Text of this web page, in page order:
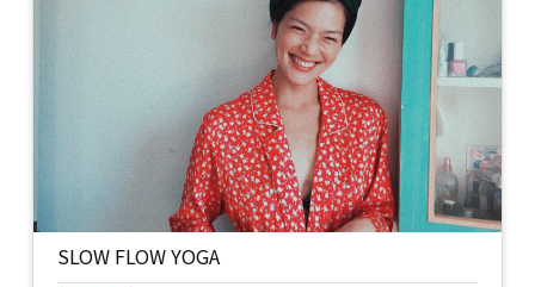
SLOW FLOW YOGA